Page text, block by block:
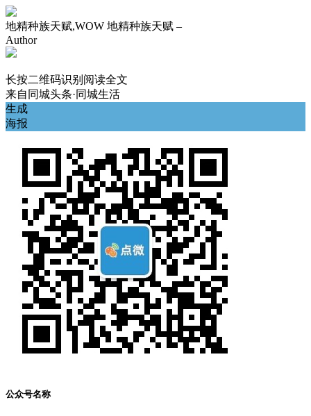
地精种族天赋,WOW 地精种族天赋 –
Author
长按二维码识别阅读全文
来自 同城头条·同城生活
生成
海报
公众号名称